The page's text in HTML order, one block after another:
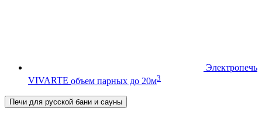
Электропечь
VIVARTE объем парных до 20м3
Печи для русской бани и сауны